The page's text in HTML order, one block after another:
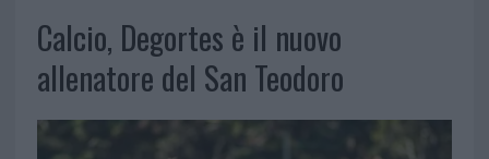
Calcio, Degortes è il nuovo
allenatore del San Teodoro